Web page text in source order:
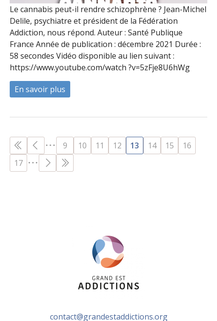
Le cannabis peut-il rendre schizophrène ? Jean-Michel
Delile, psychiatre et président de la Fédération
Addiction, nous répond. Auteur : Santé Publique
France Année de publication : décembre 2021 Durée :
58 secondes Vidéo disponible au lien suivant :
https://www.youtube.com/watch ?v=5zFje8U6hWg
En savoir plus
9 10 11 12 13 14 15
16
17
contact@grandestaddictions.org